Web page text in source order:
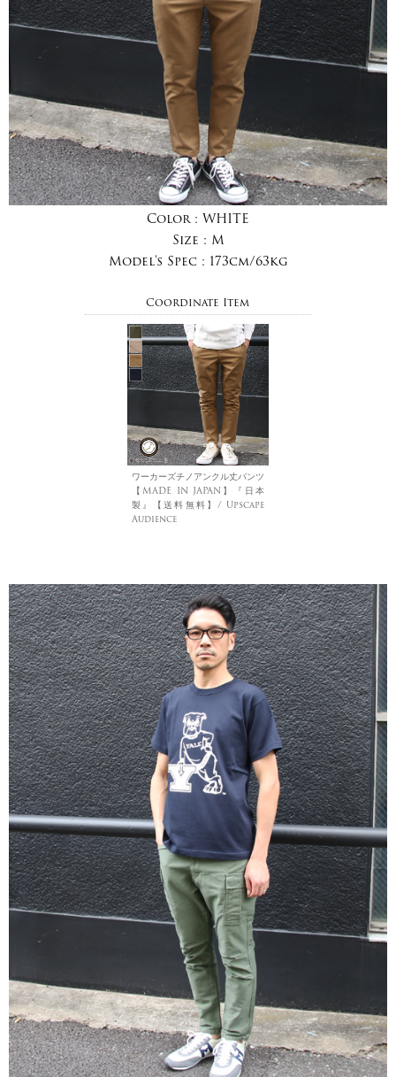
Color : WHITE
Size : M
Model's Spec : 173cm/63kg
Coordinate Item
ワーカーズチノアンクル丈パンツ
【MADE IN JAPAN】『日本
製』【送料無料】/ Upscape
Audience